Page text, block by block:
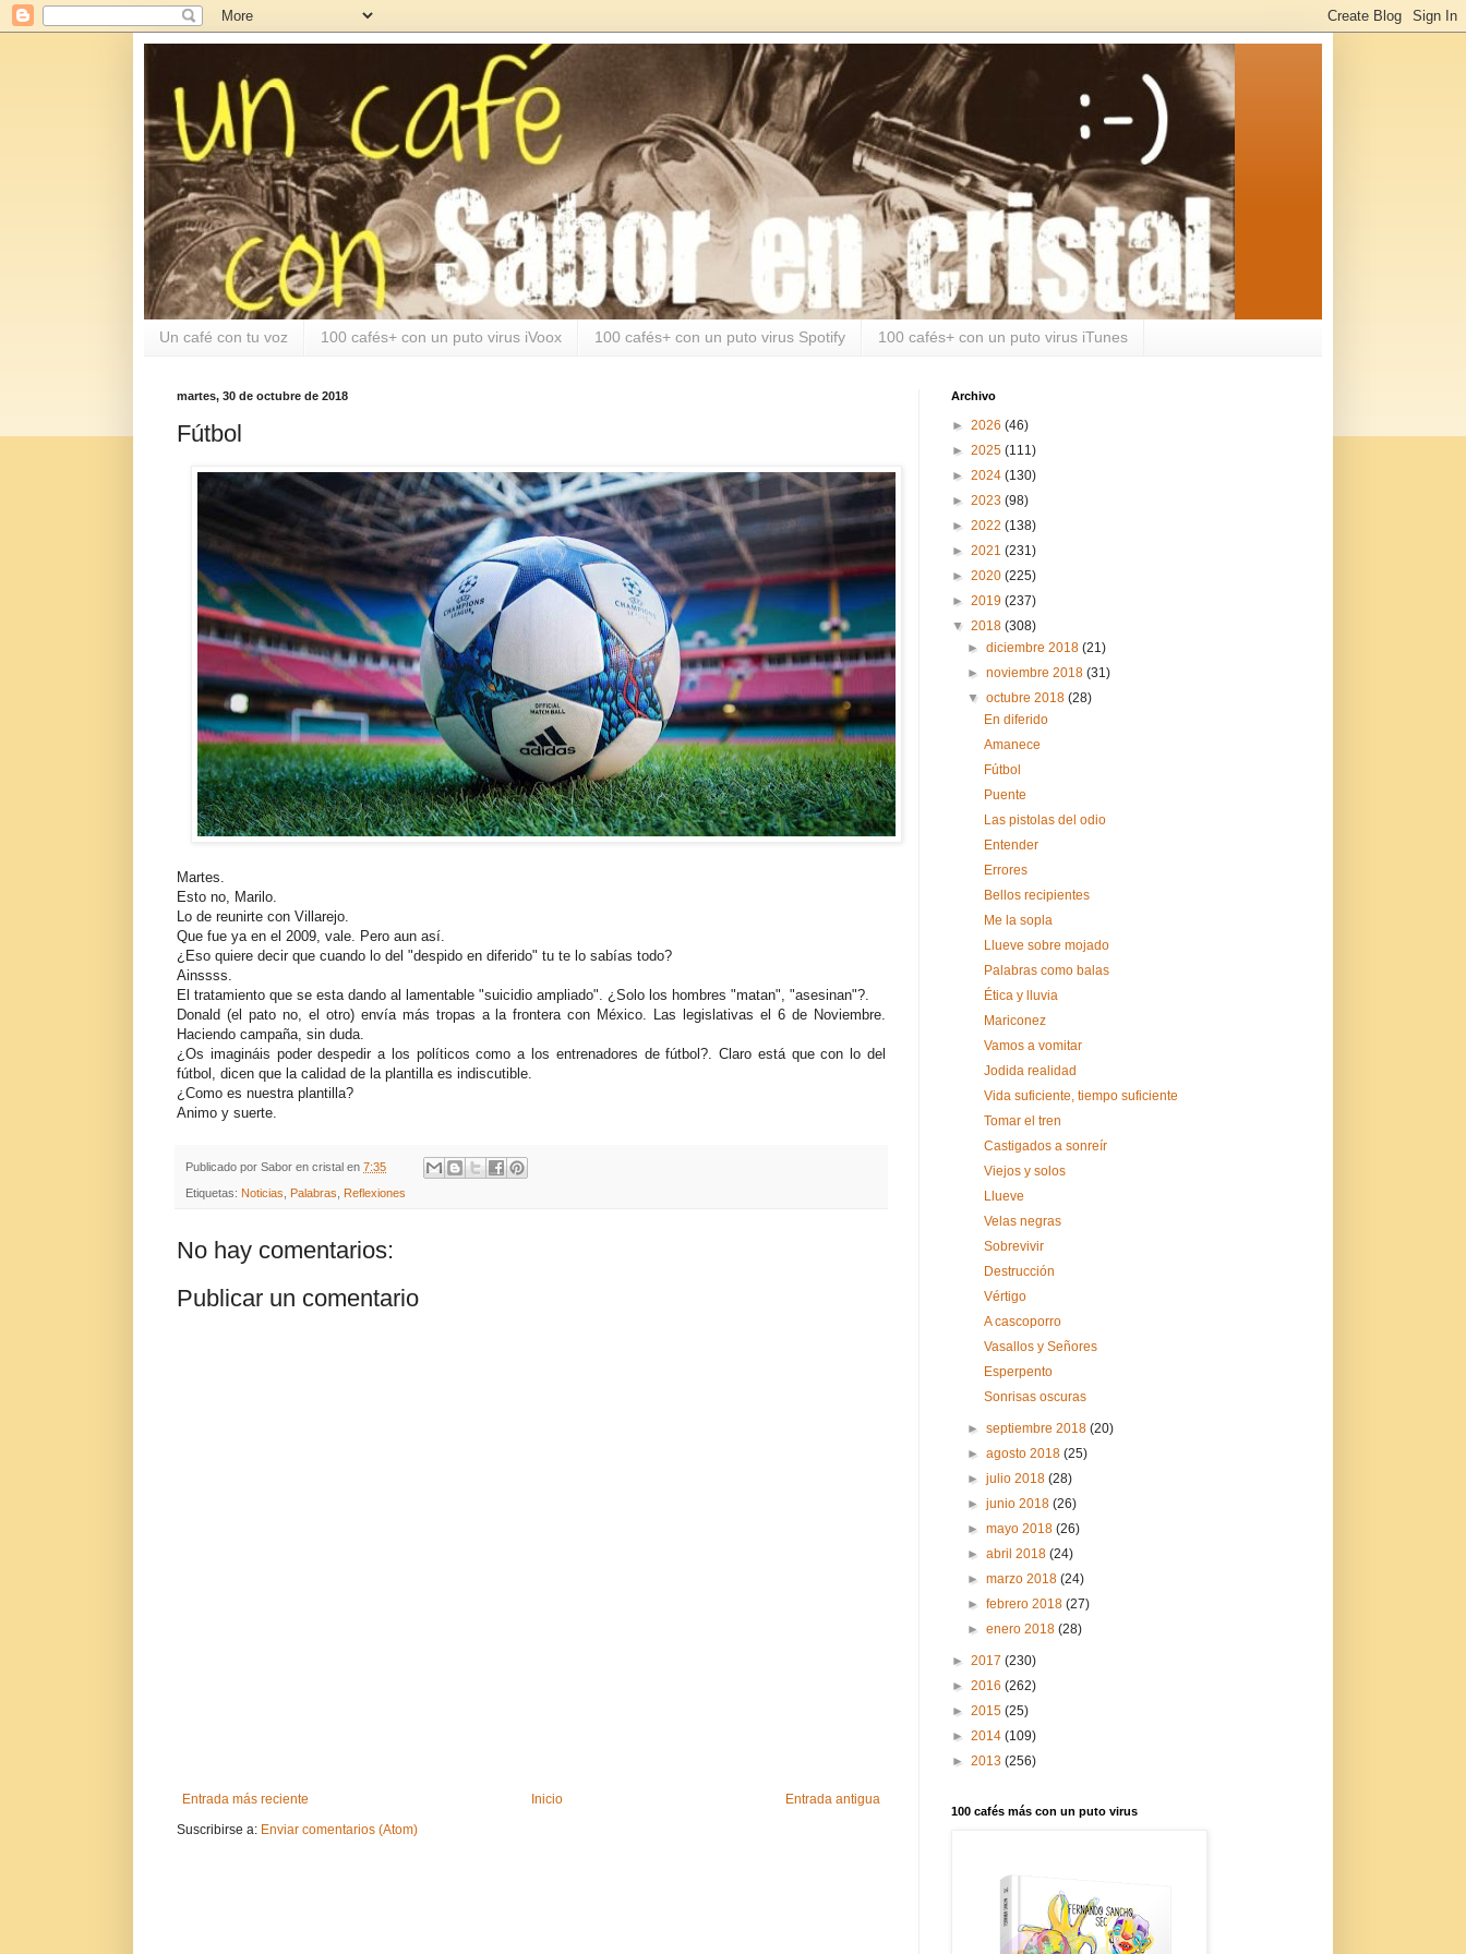
Un café con tu voz 100 cafés+ con un puto virus iVoox 100 cafés+ con un puto virus Spotify 100 cafés+ con un puto virus iTunes
martes, 30 de octubre de 2018
Fútbol
Martes.
Esto no, Marilo.
Lo de reunirte con Villarejo.
Que fue ya en el 2009, vale. Pero aun así.
¿Eso quiere decir que cuando lo del "despido en diferido" tu te lo sabías todo?
Ainssss.
El tratamiento que se esta dando al lamentable "suicidio ampliado". ¿Solo los hombres "matan", "asesinan"?.
Donald (el pato no, el otro) envía más tropas a la frontera con México. Las legislativas el 6 de Noviembre.
Haciendo campaña, sin duda.
¿Os imagináis poder despedir a los políticos como a los entrenadores de fútbol?. Claro está que con lo del
fútbol, dicen que la calidad de la plantilla es indiscutible.
¿Como es nuestra plantilla?
Animo y suerte.
Publicado por Sabor en cristal en 7:35
Etiquetas: Noticias Palabras Reflexiones
No hay comentarios:
Publicar un comentario
Entrada más reciente Entrada antigua
Inicio
Suscribirse a: Enviar comentarios (Atom)
Archivo
► 2026 (46)
► 2025 (111)
► 2024 (130)
► 2023 (98)
► 2022 (138)
► 2021 (231)
► 2020 (225)
► 2019 (237)
▼ 2018 (308)
►diciembre 2018(21)
►noviembre 2018(31)
▼octubre 2018(28)
En diferido
Amanece
Fútbol
Puente
Las pistolas del odio
Entender
Errores
Bellos recipientes
Me la sopla
Llueve sobre mojado
Palabras como balas
Ética y lluvia
Mariconez
Vamos a vomitar
Jodida realidad
Vida suficiente, tiempo suficiente
Tomar el tren
Castigados a sonreír
Viejos y solos
Llueve
Velas negras
Sobrevivir
Destrucción
Vértigo
A cascoporro
Vasallos y Señores
Esperpento
Sonrisas oscuras
►septiembre 2018(20)
►agosto 2018(25)
►julio 2018(28)
►junio 2018(26)
►mayo 2018(26)
►abril 2018(24)
►marzo 2018(24)
►febrero 2018(27)
►enero 2018(28)
► 2017 (230)
► 2016 (262)
► 2015 (25)
► 2014 (109)
► 2013 (256)
100 cafés más con un puto virus